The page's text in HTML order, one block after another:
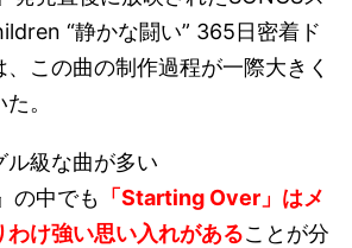
“静かな闘い” 365日密着ド
この曲の制作過程が一際大きく
。
ル級な曲が多い
の中でも 「Starting Over」はメ
わけ強い思い入れがあることが分